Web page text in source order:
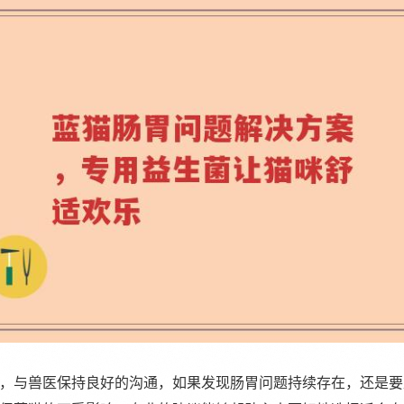
与兽医保持良好的沟通，如果发现肠胃问题持续存在，还是